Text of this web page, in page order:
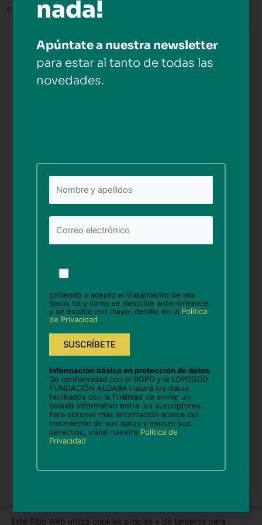
← Medios anterior
Deja una respuesta
Tu dirección de correo electrónico no será publicada.
Correo
Guarda mi nombre, correo electrónico y web en
este navegador para la próxima vez que comente.
Este Sitio Web utiliza cookies propias y de terceros para
nada!
Apúntate a nuestra newsletter
para estar al tanto de todas las
novedades.
favor,
este
campo
vacío.
Entiendo y acepto el tratamiento de mis
datos tal y como se describe anteriormente
y se explica con mayor detalle en la Política
de Privacidad .
Información básica en protección de datos.
De conformidad con el RGPD y la LOPDGDD,
FUNDACIÓN ALDABA tratará los datos
facilitados con la finalidad de enviar un
boletín informativo entre los suscriptores.
Para obtener más información acerca del
tratamiento de sus datos y ejercer sus
derechos, visite nuestra Política de
Privacidad